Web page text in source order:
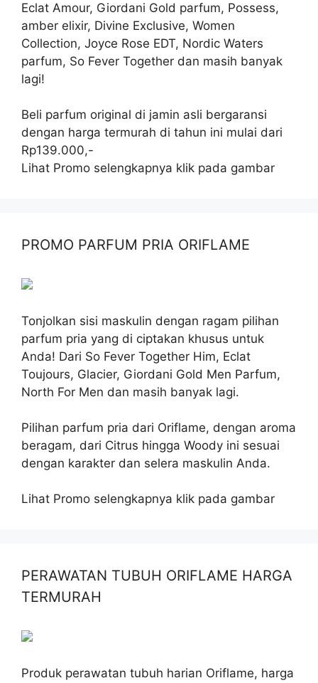
Eclat Amour, Giordani Gold parfum, Possess,
amber elixir, Divine Exclusive, Women
Collection, Joyce Rose EDT, Nordic Waters
parfum, So Fever Together dan masih banyak
lagi!
Beli parfum original di jamin asli bergaransi
dengan harga termurah di tahun ini mulai dari
Rp139.000,-
Lihat Promo selengkapnya klik pada gambar
PROMO PARFUM PRIA ORIFLAME
Tonjolkan sisi maskulin dengan ragam pilihan
parfum pria yang di ciptakan khusus untuk
Anda! Dari So Fever Together Him, Eclat
Toujours, Glacier, Giordani Gold Men Parfum,
North For Men dan masih banyak lagi.
Pilihan parfum pria dari Oriflame, dengan aroma
beragam, dari Citrus hingga Woody ini sesuai
dengan karakter dan selera maskulin Anda.
Lihat Promo selengkapnya klik pada gambar
PERAWATAN TUBUH ORIFLAME HARGA
TERMURAH
Produk perawatan tubuh harian Oriflame, harga